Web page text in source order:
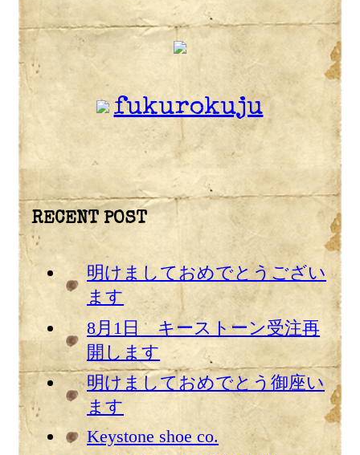
fukurokuju
RECENT POST
明けましておめでとうござい
ます
8月1日 キーストーン受注再
開します
明けましておめでとう御座い
ます
Keystone shoe co.